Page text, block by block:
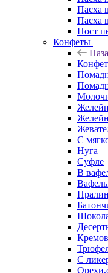
Пасха
Пасха
Пост
Конфеты
С
Нуга
Суфле
В
С